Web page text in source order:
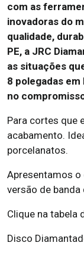
com as
inovadoras do
qualidade,
PE, a JRC
as situações
8 polegadas
no
Para cortes que
acabamento.
porcelanatos.
Apresentamos
versão de
Clique na tabela
Disco